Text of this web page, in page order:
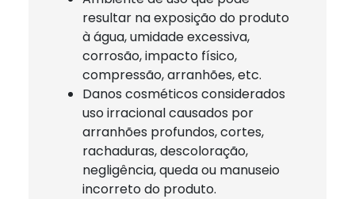
resultar na exposição do produto
à água, umidade excessiva,
corrosão, impacto físico,
compressão, arranhões, etc.
Danos cosméticos considerados
uso irracional causados por
arranhões profundos, cortes,
rachaduras, descoloração,
negligência, queda ou manuseio
incorreto do produto.